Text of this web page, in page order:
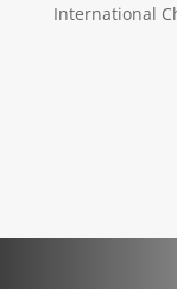
International